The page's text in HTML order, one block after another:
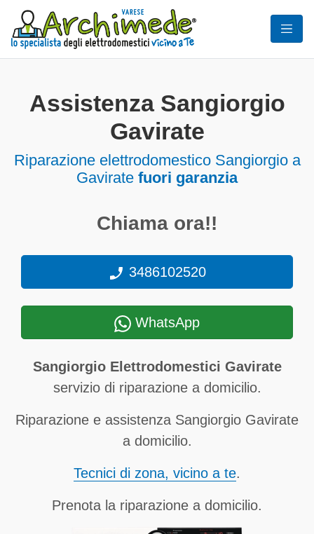
Assistenza Sangiorgio
Gavirate
Riparazione elettrodomestico Sangiorgio a
Gavirate fuori garanzia
Chiama ora!!
3486102520
WhatsApp
Sangiorgio Elettrodomestici Gavirate
servizio di riparazione a domicilio.
Riparazione e assistenza Sangiorgio Gavirate
a domicilio.
Tecnici di zona, vicino a te.
Prenota la riparazione a domicilio.